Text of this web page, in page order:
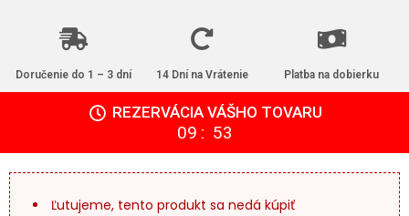
Doručenie do 1 – 3 dní 14 Dní na Vrátenie Platba na dobierku
REZERVÁCIA VÁŠHO TOVARU
09 : 52
Ľutujeme, tento produkt sa nedá kúpiť